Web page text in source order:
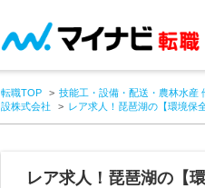
転職TOP 技能工・設備・配送・農林水産
設株式会社
レア求人！琵琶湖の【環境保
レア求人！琵琶湖の【